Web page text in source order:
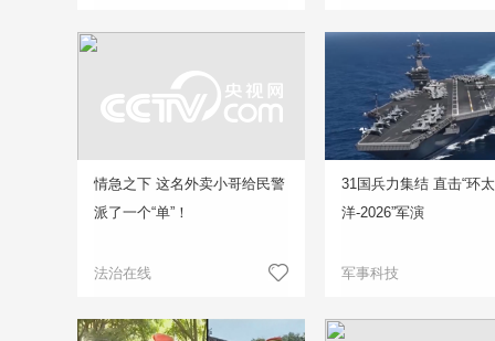
情急之下 这名外卖小哥给民警
派了一个“单”！
法治在线
31国兵力集结 直击“环
洋-2026”军演
军事科技